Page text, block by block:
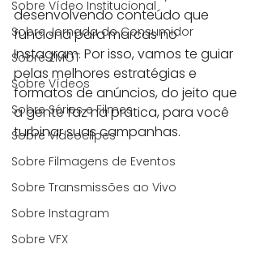
Sobre Vídeo Institucional
Sobre Jornada do Consumidor
Sobre ZMOT
Sobre Vídeos
Sobre Séries e Filmes
Sobre Videoclipes
Sobre Filmagens de Eventos
Sobre Transmissões ao Vivo
Sobre Instagram
Sobre VFX
desenvolvendo conteúdo que
funciona para marcas no
Instagram. Por isso, vamos te guiar
pelas melhores estratégias e
formatos de anúncios, do jeito que
a gente faz na prática, para você
turbinar suas campanhas.